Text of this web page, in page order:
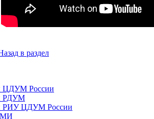
в раздел
ЦДУМ России
РДУМ
РИУ ЦДУМ России